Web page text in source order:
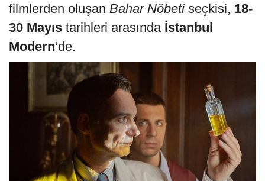
filmlerden oluşan Bahar Nöbetiseçkisi, 18-
30 Mayıs tarihleri arasında İstanbul
Modern‘de.